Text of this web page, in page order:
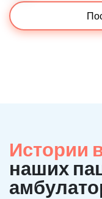
Истории
наших